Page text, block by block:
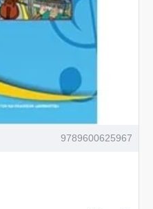
9789600625967